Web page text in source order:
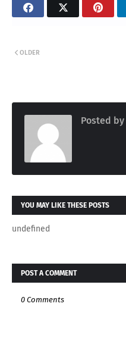
OLDER
Posted by
YOU MAY LIKE THESE POSTS
undefined
POST A COMMENT
0 Comments